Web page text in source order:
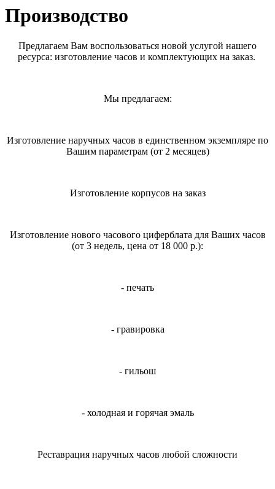
Производство
Предлагаем Вам воспользоваться новой услугой нашего
ресурса: изготовление часов и комплектующих на заказ.
Мы предлагаем:
Изготовление наручных часов в единственном экземпляре по
Вашим параметрам (от 2 месяцев)
Изготовление корпусов на заказ
Изготовление нового часового циферблата для Ваших часов
(от 3 недель, цена от 18 000 р.):
- печать
- гравировка
- гильош
- холодная и горячая эмаль
Реставрация наручных часов любой сложности